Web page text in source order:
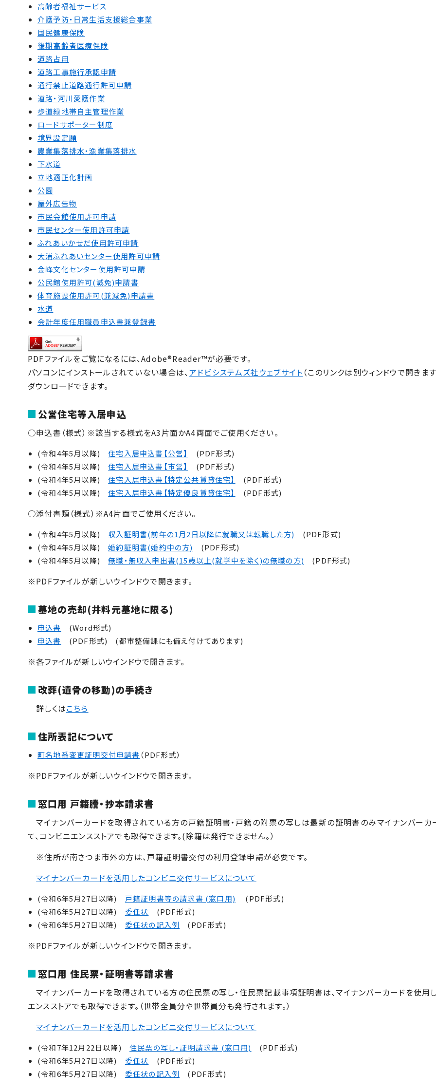
高齢者福祉サービス
介護予防・日常生活支援総合事業
国民健康保険
後期高齢者医療保険
道路占用
道路工事施行承認申請
通行禁止道路通行許可申請
道路・河川愛護作業
歩道緑地帯自主管理作業
ロードサポーター制度
境界設定願
農業集落排水・漁業集落排水
下水道
立地適正化計画
公園
屋外広告物
市民会館使用許可申請
市民センター使用許可申請
ふれあいかせだ使用許可申請
大浦ふれあいセンター使用許可申請
金峰文化センター使用許可申請
公民館使用許可(減免)申請書
体育施設使用許可(兼減免)申請書
水道
会計年度任用職員申込書兼登録書
PDFファイルをご覧になるには、Adobe®Reader™が必要です。
パソコンにインストールされていない場合は、アドビシステムズ社ウェブサイト （このリンクは別ウィンドウで開きま
ダウンロードできます。
公営住宅等入居申込
○申込書（様式）※該当する様式をA3片面かA4両面でご使用ください。
(令和4年5月以降)住宅入居申込書【公営】
(PDF形式)
(令和4年5月以降)住宅入居申込書【市営】
(PDF形式)
(令和4年5月以降)住宅入居申込書【特定公共賃貸住宅】
(PDF形式)
(令和4年5月以降)住宅入居申込書【特定優良賃貸住宅】 (PDF形式)
○添付書類（様式）※A4片面でご使用ください。
(令和4年5月以降) 収入証明書(前年の1月2日以降に就職又は転職した方)
(PDF形式)
(令和4年5月以降)婚約証明書(婚約中の方)
(PDF形式)
(令和4年5月以降)無職・無収入申出書(15歳以上(就学中を除く)の無職の方) (PDF形式)
※PDFファイルが新しいウインドウで開きます。
墓地の売却(井料元墓地に限る)
申込書
(Word形式)
申込書
(PDF形式) (都市整備課にも備え付けてあります)
※各ファイルが新しいウインドウで開きます。
改葬(遺骨の移動)の手続き
詳しくはこちら
住所表記について
町名地番変更証明交付申請書 （PDF形式）
※PDFファイルが新しいウインドウで開きます。
窓口用 戸籍謄・抄本請求書
マイナンバーカードを取得されている方の戸籍証明書・戸籍の附票の写しは最新の証明書のみマイナンバーカ
て、コンビニエンスストアでも取得できます。(除籍は発行できません。）
※住所が南さつま市外の方は、戸籍証明書交付の利用登録申請が必要です。
マイナンバーカードを活用したコンビニ交付サービスについて
(令和6年5月27日以降) 戸籍証明書等の請求書 (窓口用) (PDF形式)
(令和6年5月27日以降) 委任状 (PDF形式)
(令和6年5月27日以降) 委任状の記入例 (PDF形式)
※PDFファイルが新しいウインドウで開きます。
窓口用 住民票・証明書等請求書
マイナンバーカードを取得されている方の住民票の写し・住民票記載事項証明書は、マイナンバーカードを使用し
エンスストアでも取得できます。（世帯全員分や世帯員分も発行されます。）
マイナンバーカードを活用したコンビニ交付サービスについて
(令和7年12月22日以降) 住民票の写し・証明請求書 (窓口用)
(PDF形式)
(令和6年5月27日以降) 委任状 (PDF形式)
(令和6年5月27日以降) 委任状の記入例 (PDF形式)